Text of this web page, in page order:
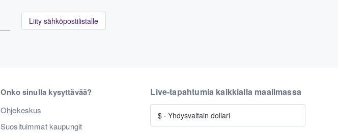
Liity sähköpostilistalle
Onko sinulla kysyttävää?
Ohjekeskus
Suosituimmat kaupungit
Live-tapahtumia kaikkialla maailmassa
$ ·Yhdysvaltain dollari